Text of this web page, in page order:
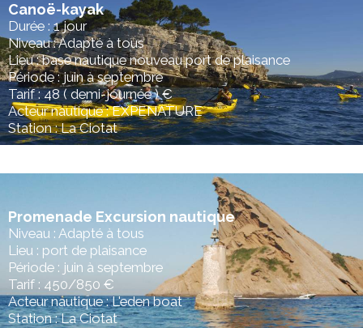
Canoë-kayak
Durée : 1 jour
Niveau : Adapté à tous
Lieu : base nautique nouveau port de plaisance
Période : juin à septembre
Tarif : 48 ( demi-journée ) €
Acteur nautique : EXPENATURE
Station : La Ciotat
Promenade Excursion nautique
Niveau : Adapté à tous
Lieu : port de plaisance
Période : juin à septembre
Tarif : 450/850 €
Acteur nautique : L'eden boat
Station : La Ciotat